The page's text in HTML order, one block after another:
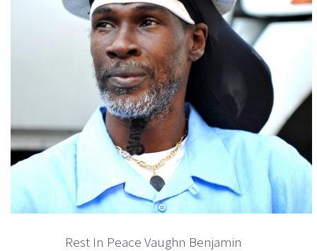
Rest In Peace Vaughn Benjamin